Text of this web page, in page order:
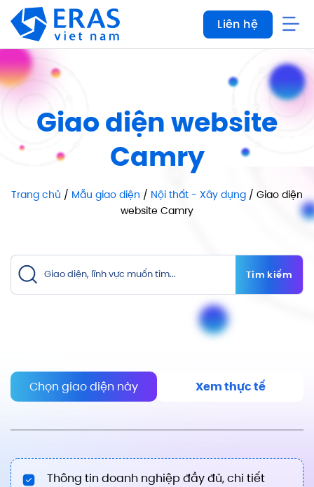
qua
dung
Liên hệ
Giao diện website
Camry
Trang chủ / Mẫu giao diện / Nội thất - Xây dựng / Giao diện
website Camry
Tìm kiếm
Chọn giao diện này Xem thực tế
Thông tin doanh nghiệp đầy đủ, chi tiết